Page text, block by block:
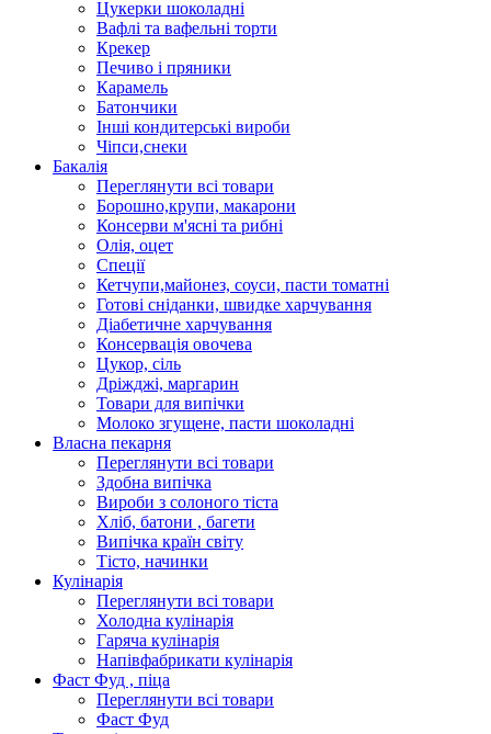
Цукерки шоколадні
Вафлі та вафельні торти
Крекер
Печиво і пряники
Карамель
Батончики
Інші кондитерські вироби
Чіпси,снеки
Бакалія
Переглянути всі товари
Борошно,крупи, макарони
Консерви м'ясні та рибні
Олія, оцет
Спеції
Кетчупи,майонез, соуси, пасти томатні
Готові сніданки, швидке харчування
Діабетичне харчування
Консервація овочева
Цукор, сіль
Дріжджі, маргарин
Товари для випічки
Молоко згущене, пасти шоколадні
Власна пекарня
Переглянути всі товари
Здобна випічка
Вироби з солоного тіста
Хліб, батони , багети
Випічка країн світу
Тісто, начинки
Кулінарія
Переглянути всі товари
Холодна кулінарія
Гаряча кулінарія
Напівфабрикати кулінарія
Фаст Фуд , піца
Переглянути всі товари
Фаст Фуд